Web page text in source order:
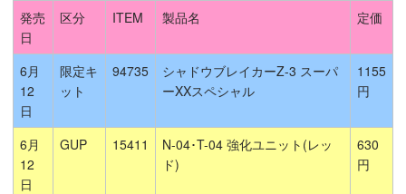
発売
日
区分 ITEM 製品名 定価
6月
12
日
限定キ
ット
94735
シャドウブレイカーZ-3 スーパ
ーXXスペシャル
1155
円
6月
12
日
GUP 15411
N-04･T-04 強化ユニット(レッ
ド)
630
円